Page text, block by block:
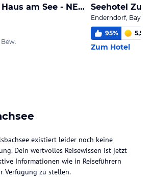
Hotel Amendes Haus am See - NEUERÖFFNUNG Seehotel Zur
Enderndorf, Bayern
95% 5,5
Zum Hotel
existiert leider noch keine
Dein wertvolles Reisewissen ist jetzt
Informationen wie in Reiseführern
Verfügung zu stellen.